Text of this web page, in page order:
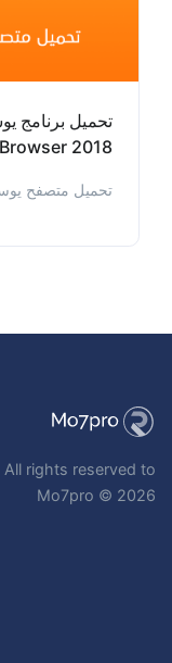
Browser 2018
تحميل متصفح
All rights reserved to
Mo7pro © 2026